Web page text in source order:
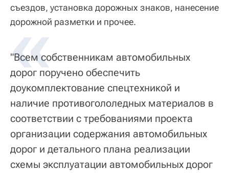
съездов, установка дорожных знаков, нанесение
дорожной разметки и прочее.
"Всем собственникам автомобильных
дорог поручено обеспечить
доукомплектование спецтехникой и
наличие противогололедных материалов в
соответствии с требованиями проекта
организации содержания автомобильных
дорог и детального плана реализации
схемы эксплуатации автомобильных дорог